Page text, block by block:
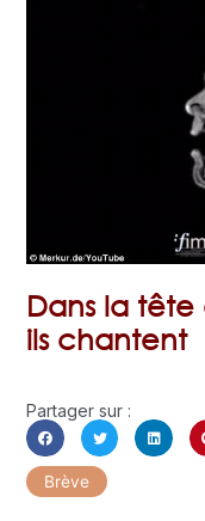
Dans la
ils chantent
Partager sur :
Brève